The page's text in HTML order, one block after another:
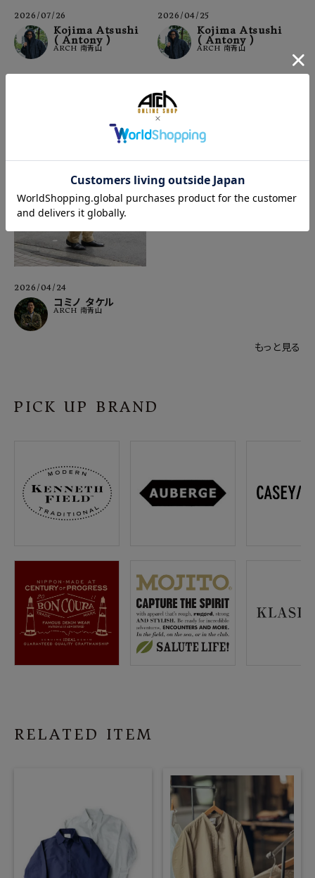
2026/07/26
Kojima Atsushi
( Antony )
ARCH 南青山
2026/04/25
Kojima Atsushi
( Antony )
ARCH 南青山
2026/04/24
コミノ タケル
ARCH 南青山
もっと見る
PICK UP BRAND
RELATED ITEM